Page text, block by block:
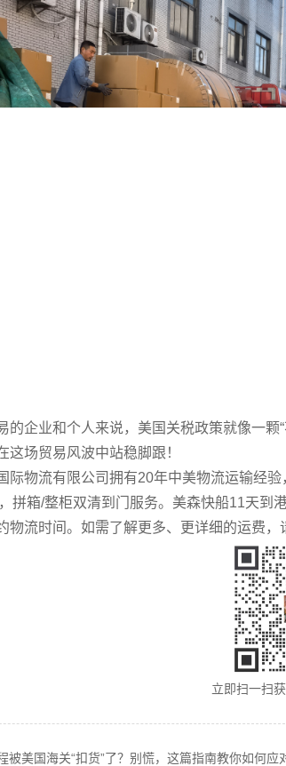
企业和个人来说，美国关税政策就像一颗“
这场贸易风波中站稳脚跟！
物流有限公司拥有20年中美物流运输经验
拼箱/整柜双清到门服务。美森快船11天到
物流时间。如需了解更多、更详细的运费，
立即扫一扫
被美国海关“扣货”了？别慌，这篇指南教你如何应